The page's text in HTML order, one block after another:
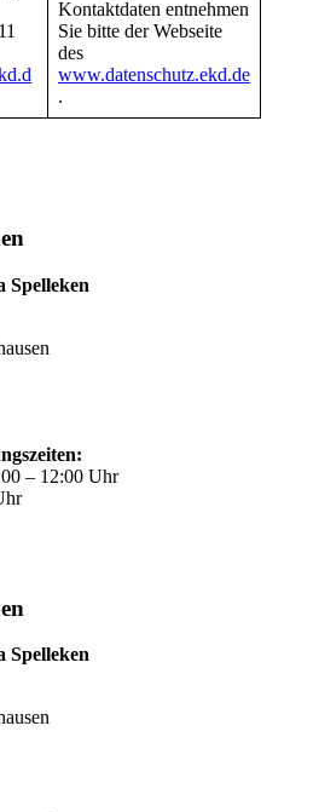
Kontaktdaten entnehmen
Sie bitte der Webseite
des
www.datenschutz.ekd.de
.
Spelleken
– 12:00 Uhr
Spelleken